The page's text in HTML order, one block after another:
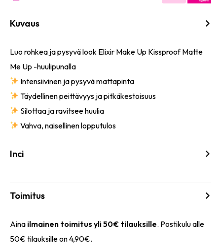
Kuvaus
Luo rohkea ja pysyvä look Elixir Make Up Kissproof Matte
Me Up -huulipunalla
Intensiivinen ja pysyvä mattapinta
Täydellinen peittävyys ja pitkäkestoisuus
Silottaa ja ravitsee huulia
Vahva, naisellinen lopputulos
Inci
Toimitus
Aina ilmainen toimitus yli 50€ tilauksille. Postikulu alle
50€ tilauksille on 4,90€.